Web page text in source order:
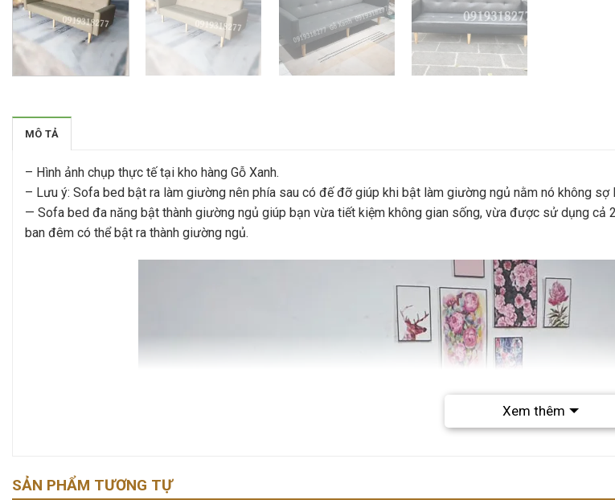
MÔ TẢ
– Hình ảnh chụp thực tế tại kho hàng Gỗ Xanh.
– Lưu ý: Sofa bed bật ra làm giường nên phía sau có đế đỡ giúp khi bật làm giường ngủ nằm nó không sợ
— Sofa bed đa năng bật thành giường ngủ giúp bạn vừa tiết kiệm không gian sống, vừa được sử dụng cả
ban đêm có thể bật ra thành giường ngủ.
Xem thêm
SẢN PHẨM TƯƠNG TỰ